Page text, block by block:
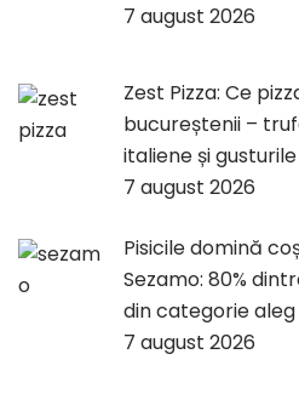
7 august 2026
Zest Pizza: Ce
bucureștenii –
italiene și
7 august 2026
Pisicile domină
Sezamo: 80%
din categorie
7 august 2026